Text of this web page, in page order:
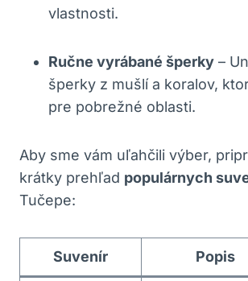
vlastnosti.
Ručne vyrábané šperky –
šperky z mušlí a koralov,
pre pobrežné oblasti.
Aby sme vám uľahčili výber,
krátky prehľad populárnych
Tučepe:
Suvenír Popis